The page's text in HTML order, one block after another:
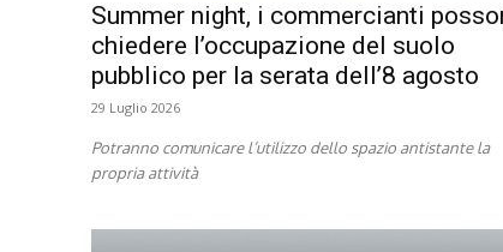
Summer night, i commercianti
chiedere l’occupazione del suolo
pubblico per la serata dell’8 agosto
29 Luglio 2026
Potranno comunicare l’utilizzo dello spazio antistante la
propria attività